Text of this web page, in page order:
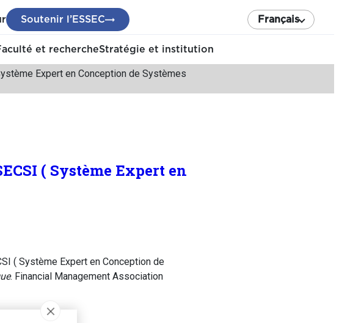
Soutenir l’ESSEC Français
et rechercheStratégie et institution
Expert en Conception de Systèmes
( Système Expert en
( Système Expert en Conception de
. Financial Management Association